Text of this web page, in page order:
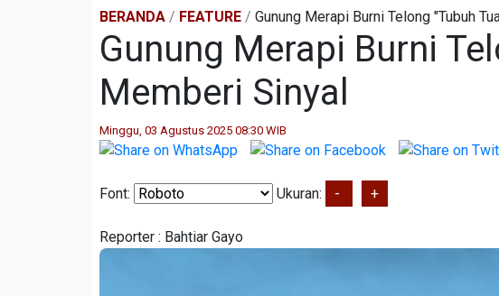
BERANDA / FEATURE / Gunung Merapi Burni Telong "Tubuh
Gunung Merapi Burni
Memberi Sinyal
Minggu, 03 Agustus 2025 08:30 WIB
Font: Ukuran: - +
Reporter : Bahtiar Gayo